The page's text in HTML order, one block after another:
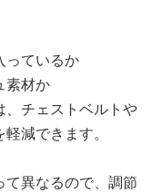
っているか
素材か
、チェストベルトや
減できます。
異なるので、調節